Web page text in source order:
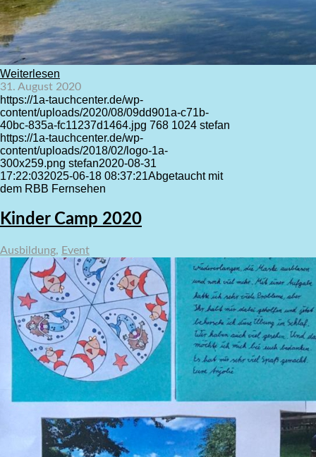
Weiterlesen
31. August 2020
https://1a-tauchcenter.de/wp-
content/uploads/2020/08/09dd901a-c71b-
40bc-835a-fc11237d1464.jpg 768 1024 stefan
https://1a-tauchcenter.de/wp-
content/uploads/2018/02/logo-1a-
300x259.png stefan2020-08-31
17:22:032025-06-18 08:37:21Abgetaucht mit
dem RBB Fernsehen
Kinder Camp 2020
Ausbildung, Event